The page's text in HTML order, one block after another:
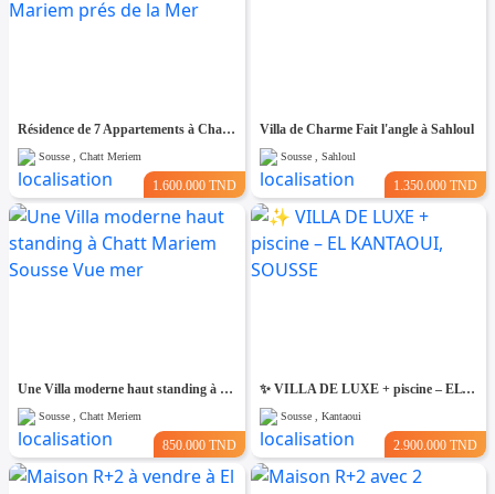
Résidence de 7 Appartements à Chatt Mariem prés de la Mer
Sousse , Chatt Meriem
1.600.000 TND
Villa de Charme Fait l'angle à Sahloul
Sousse , Sahloul
1.350.000 TND
Une Villa moderne haut standing à Chatt Mariem Sousse Vue mer
Sousse , Chatt Meriem
850.000 TND
​✨ VILLA DE LUXE + piscine – EL KANTAOUI, SOUSSE
Sousse , Kantaoui
2.900.000 TND